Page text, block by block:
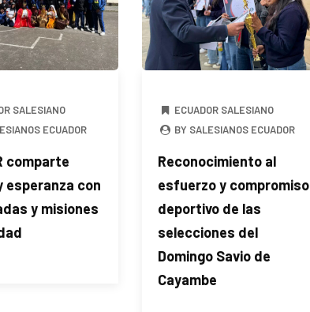
SALESIANO
ECUADOR
comparte
esperanza con
y misiones
ECUADOR SALESIANO
BY SALESIANOS ECUADOR
Reconocimiento al
esfuerzo y compromiso
deportivo de las
selecciones del
Domingo Savio de
Cayambe